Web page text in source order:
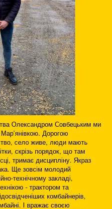
Олександром Совбецьким ми
Мар’янівкою. Дорогою
село живе, люди мають
скрізь порядок, що там
тримає дисципліну. Якраз
Ще зовсім молодий
технічному закладі,
- трактором та
комбайнерів,
І вражає своєю